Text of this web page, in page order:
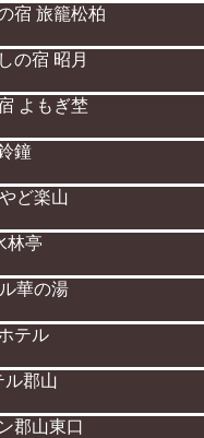
宿 旅籠松柏
の宿 昭月
よもぎ埜
鐘
ど楽山
林亭
華の湯
テル
ル郡山
郡山東口